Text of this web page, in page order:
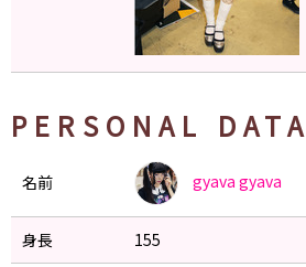
PERSONAL DATA
名前 gyava gyava
身長 155